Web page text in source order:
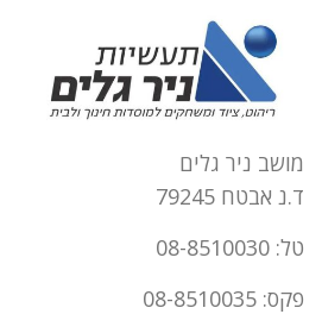
מושב ניר גלים
ד.נ אבטח 79245
טל: 08-8510030
פקס: 08-8510035